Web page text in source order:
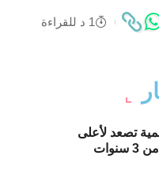
1 د للقراءة
تصعد لأعلى